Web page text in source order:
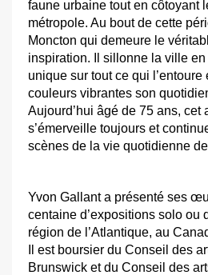
faune urbaine tout en côtoyant
métropole. Au bout de cette
Moncton qui demeure le
inspiration. Il sillonne la ville
unique sur tout ce qui l’entoure
couleurs vibrantes son
Aujourd’hui âgé de 75 ans, cet
s’émerveille toujours et
scènes de la vie quotidienne
Yvon Gallant a présenté ses
centaine d’expositions solo ou
région de l’Atlantique, au
Il est boursier du Conseil des
Brunswick et du Conseil des